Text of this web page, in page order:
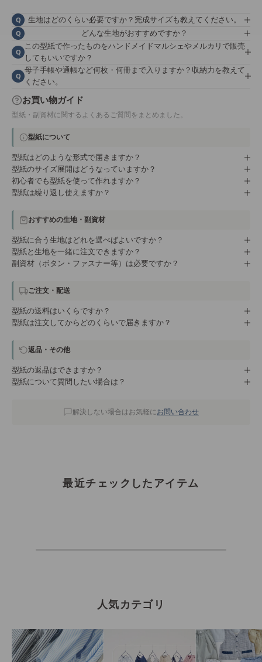
Q
生地はどのくらい必要ですか？完成サイズも教えてください。
Q
どんな生地がおすすめですか？
Q
この型紙で作ったものをハンドメイドマルシェやメルカリで販売
してもいいですか？
Q
母子手帳や通帳など何枚・何冊まで入りますか？収納力を教えて
ください。
お買い物ガイド
型紙・副資材に関するよくあるご質問をまとめました。
型紙について
型紙はどのような形式で届きますか？
型紙のサイズ展開はどうなっていますか？
初心者でも型紙を使って作れますか？
型紙は繰り返し使えますか？
おすすめの生地・副資材
型紙に合う生地はどれを選べばよいですか？
型紙と生地を一緒に注文できますか？
副資材（ボタン・ファスナー等）は必要ですか？
ご注文・配送
型紙の送料はいくらですか？
型紙は注文してからどのくらいで届きますか？
返品・その他
型紙の返品はできますか？
型紙について質問したい場合は？
解決しない場合はお気軽にお問い合わせ
最近チェックしたアイテム
人気カテゴリ